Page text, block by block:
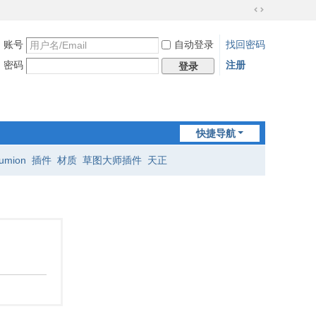
到
账号 自动登录
找回密码
密码
登录 注册
快捷导航
插件 材质 草图大师插件 天正